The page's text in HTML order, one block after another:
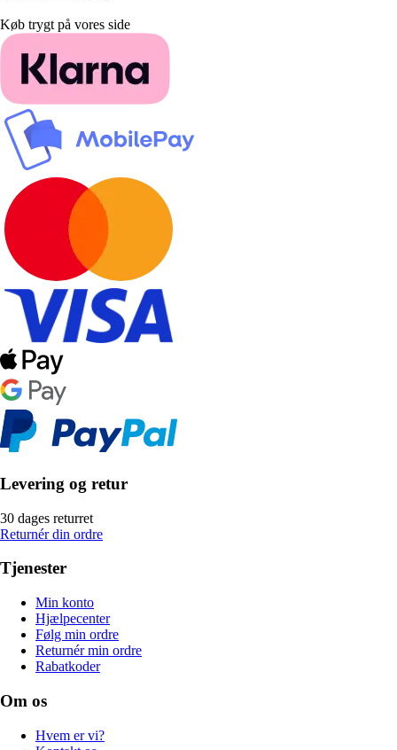
Køb trygt på vores side
Levering og retur
30 dages returret
Returnér din ordre
Tjenester
Min konto
Hjælpecenter
Følg min ordre
Returnér min ordre
Rabatkoder
Om os
Hvem er vi?